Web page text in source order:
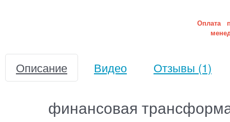
Оплата
Описание Видео Отзывы (1)
финансовая